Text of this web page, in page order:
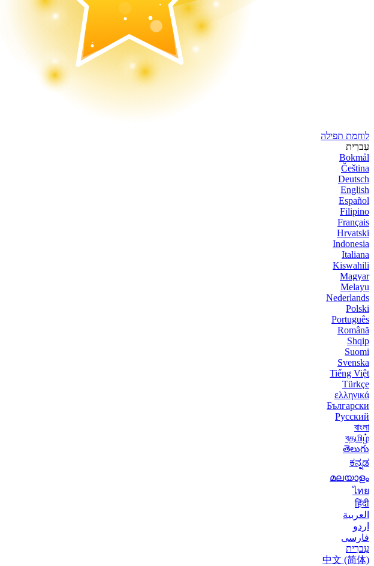
לוחמת תפילה
עִברִית
Bokmål
Čeština
Deutsch
English
Español
Filipino
Français
Hrvatski
Indonesia
Italiana
Kiswahili
Magyar
Melayu
Nederlands
Polski
Português
Română
Shqip
Suomi
Svenska
Tiếng Việt
Türkçe
ελληνικά
Български
Русский
বাংলা
বதமிழ்
తెలుగు
ಕನ್ನಡ
മലയാളം
ไทย
हिंदी
العربية
اردو
فارسی
עִברִית
中文 (简体)